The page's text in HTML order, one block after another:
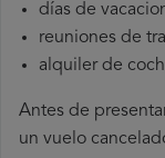
días de
reuniones de
alquiler de
Antes de
un vuelo